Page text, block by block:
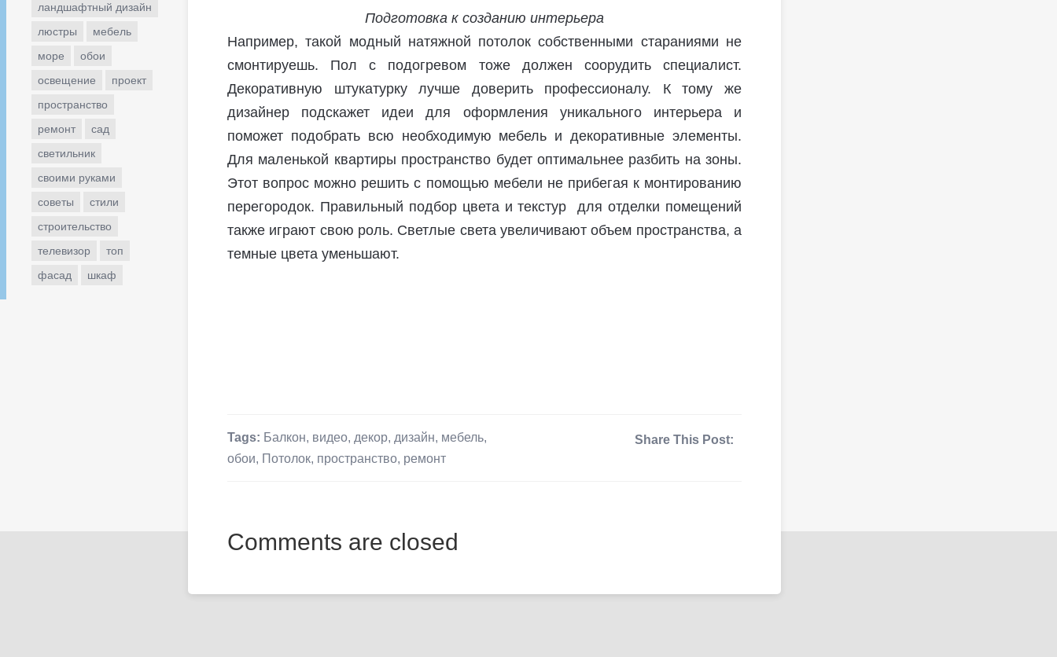
ландшафтный дизайн
люстры
мебель
море
обои
освещение
проект
пространство
ремонт
сад
светильник
своими руками
советы
стили
строительство
телевизор
топ
фасад
шкаф
Подготовка к созданию интерьера
Например, такой модный натяжной потолок собственными стараниями не
смонтируешь. Пол с подогревом тоже должен соорудить специалист.
Декоративную штукатурку лучше доверить профессионалу. К тому же
дизайнер подскажет идеи для оформления уникального интерьера и
поможет подобрать всю необходимую мебель и декоративные элементы.
Для маленькой квартиры пространство будет оптимальнее разбить на зоны.
Этот вопрос можно решить с помощью мебели не прибегая к монтированию
перегородок. Правильный подбор цвета и текстур для отделки помещений
также играют свою роль. Светлые света увеличивают объем пространства, а
темные цвета уменьшают.
Tags: Балкон, видео, декор, дизайн, мебель,
обои, Потолок, пространство, ремонт
Share This Post:
Comments are closed